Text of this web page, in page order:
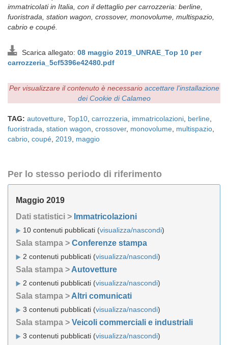
immatricolati in Italia, con il dettaglio per carrozzeria: berline,
fuoristrada, station wagon, crossover, monovolume, multispazio,
cabrio e coupé.
Scarica allegato: 08 maggio 2019_UNRAE_Top 10 per
carrozzeria_5cf5396e42480.pdf
Per visualizzare il contenuto è necessario accettare l'installazione
dei Cookie di Calameo
TAG: autovetture Top10 carrozzeria immatricolazioni berline
fuoristrada station wagon crossover, monovolume multispazio
cabrio coupé 2019 maggio
Per lo stesso periodo di riferimento
Maggio 2019
Dati statistici > Immatricolazioni
10 contenuti pubblicati (visualizza/nascondi)
Sala stampa > Conferenze stampa
2 contenuti pubblicati (visualizza/nascondi)
Sala stampa > Autovetture
2 contenuti pubblicati (visualizza/nascondi)
Sala stampa > Altri comunicati
3 contenuti pubblicati (visualizza/nascondi)
Sala stampa > Veicoli commerciali e industriali
3 contenuti pubblicati (visualizza/nascondi)